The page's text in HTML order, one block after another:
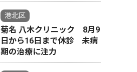
港北区
菊名 八木クリニック 8月9
日から16日まで休診 未病
期の治療に注力